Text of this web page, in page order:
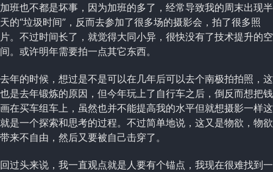
加班也不都是坏事，因为加班的多了，经常导致我的周末出现半
天的“垃圾时间”，反而去参加了很多场的摄影会，拍了很多照
片。不过时间长了，就觉得大同小异，很快没有了技术提升的空
间。或许明年需要拍一点其它东西。
去年的时候，想过是不是可以在几年后可以去个南极拍拍照，这
也是去年锻炼的原因，但今年玩上了自行车之后，倒反而想把钱
画在买车组车上，虽然也并不能提高我的水平但就想摄影一样这
就是一个探索和思考的过程。不过简单地说，这又是物欲，物欲
带来不自由，然后又要被自己击穿了。
回过头来说，我一直观点就是人要有个锚点，我现在很难找到一